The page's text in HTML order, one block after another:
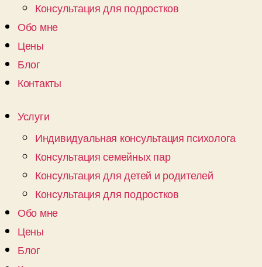
Консультация для подростков
Обо мне
Цены
Блог
Контакты
Услуги
Индивидуальная консультация психолога
Консультация семейных пар
Консультация для детей и родителей
Консультация для подростков
Обо мне
Цены
Блог